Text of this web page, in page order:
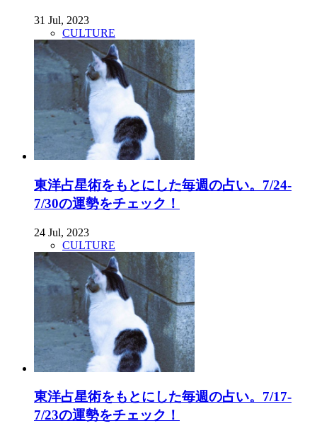
31 Jul, 2023
CULTURE
東洋占星術をもとにした毎週の占い。7/24-
7/30の運勢をチェック！
24 Jul, 2023
CULTURE
東洋占星術をもとにした毎週の占い。7/17-
7/23の運勢をチェック！